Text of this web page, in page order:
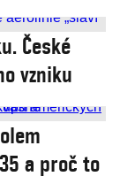
České
vzniku
a proč to